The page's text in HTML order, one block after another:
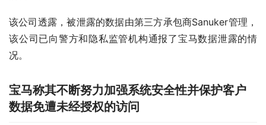
该公司透露，被泄露的数据由第三方承包商Sanuker管理，
该公司已向警方和隐私监管机构通报了宝马数据泄露的情
况。
宝马称其不断努力加强系统安全性并保护客户
数据免遭未经授权的访问